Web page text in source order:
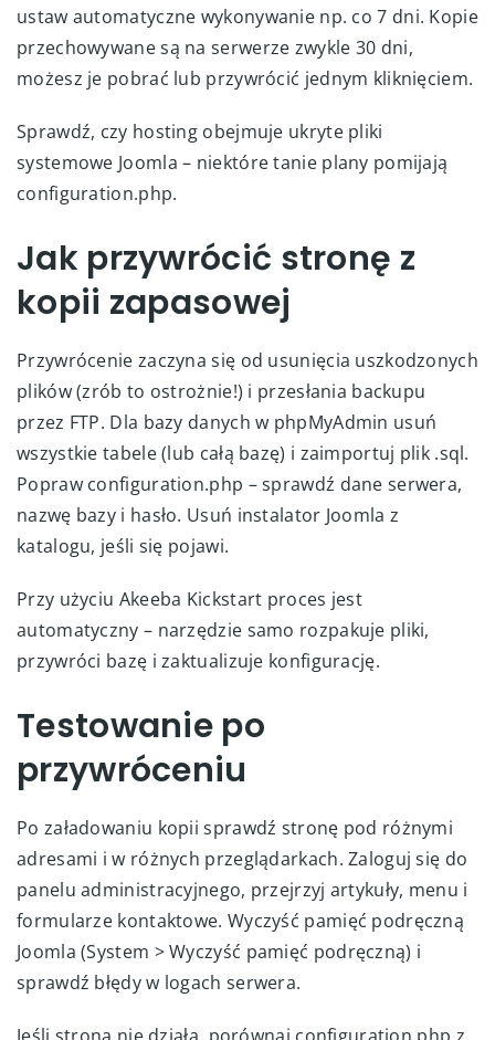
ustaw automatyczne wykonywanie np. co 7 dni. Kopie
przechowywane są na serwerze zwykle 30 dni,
możesz je pobrać lub przywrócić jednym kliknięciem.
Sprawdź, czy hosting obejmuje ukryte pliki
systemowe Joomla – niektóre tanie plany pomijają
configuration.php.
Jak przywrócić stronę z
kopii zapasowej
Przywrócenie zaczyna się od usunięcia uszkodzonych
plików (zrób to ostrożnie!) i przesłania backupu
przez FTP. Dla bazy danych w phpMyAdmin usuń
wszystkie tabele (lub całą bazę) i zaimportuj plik .sql.
Popraw configuration.php – sprawdź dane serwera,
nazwę bazy i hasło. Usuń instalator Joomla z
katalogu, jeśli się pojawi.
Przy użyciu Akeeba Kickstart proces jest
automatyczny – narzędzie samo rozpakuje pliki,
przywróci bazę i zaktualizuje konfigurację.
Testowanie po
przywróceniu
Po załadowaniu kopii sprawdź stronę pod różnymi
adresami i w różnych przeglądarkach. Zaloguj się do
panelu administracyjnego, przejrzyj artykuły, menu i
formularze kontaktowe. Wyczyść pamięć podręczną
Joomla (System > Wyczyść pamięć podręczną) i
sprawdź błędy w logach serwera.